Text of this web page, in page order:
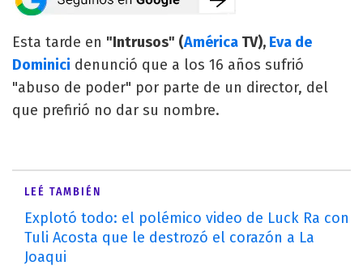
Esta tarde en "Intrusos" (América TV), Eva de
Dominici denunció que a los 16 años sufrió
"abuso de poder" por parte de un director, del
que prefirió no dar su nombre.
LEÉ TAMBIÉN
Explotó todo: el polémico video de Luck Ra con
Tuli Acosta que le destrozó el corazón a La
Joaqui